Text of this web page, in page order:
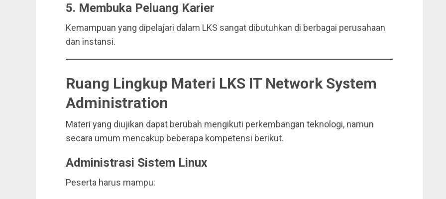
5. Membuka Peluang Karier
Kemampuan yang dipelajari dalam LKS sangat dibutuhkan di berbagai perusahaan
dan instansi.
Ruang Lingkup Materi LKS IT Network System
Administration
Materi yang diujikan dapat berubah mengikuti perkembangan teknologi, namun
secara umum mencakup beberapa kompetensi berikut.
Administrasi Sistem Linux
Peserta harus mampu: